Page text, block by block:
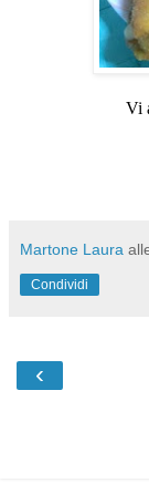
Vi
Martone Laura
Condividi
‹